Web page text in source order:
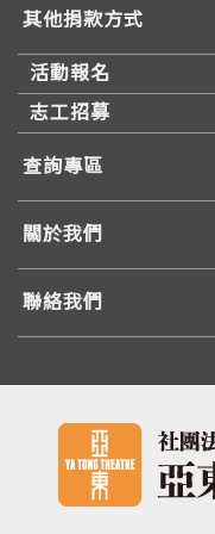
其他捐款方式
活動報名
志工招募
查詢專區
關於我們
聯絡我們